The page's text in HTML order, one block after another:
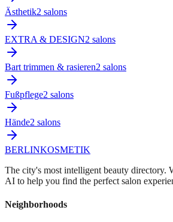
Ästhetik2 salons
EXTRA & DESIGN2 salons
Bart trimmen & rasieren2 salons
Fußpflege2 salons
Hände2 salons
BERLINKOSMETIK
The city's most intelligent beauty directory.
AI to help you find the perfect salon
Neighborhoods